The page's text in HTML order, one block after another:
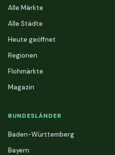
Alle Märkte
Alle Städte
Heute geöffnet
Regionen
Flohmärkte
Magazin
BUNDESLÄNDER
Baden-Württemberg
Bayern